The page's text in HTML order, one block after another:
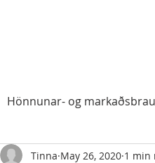
Hönnunar- og
Tinna May 26, 2020 1 min